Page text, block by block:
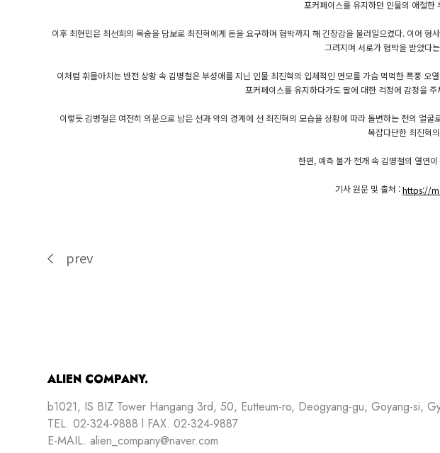
포커페이스를 유지하던 인물의 애절한
이후 최현민은 최선희의 목숨을 담보로 최진혁에게 돈을 요구하며 협박까지 해 긴장감을 불러일으켰다. 이어
그려지며 서로가 협박을 받았다
이처럼 휘몰아치는 반전 상황 속 김병철은 부성애를 지닌 인물 최진혁의 입체적인 면모를 가슴 먹먹한 폭풍
포커페이스를 유지하다가도 딸에 대한 걱정에 감정을
이렇듯 김병철은 여전히 의문으로 남은 선과 악의 경계에 선 최진혁의 모습을 상황에 따라 돌변하는 천의 얼
복잡다단한 최진혁
한편, 예측 불가 전개 속 김병철의 열연
기사 원문 및 출처 :https://
prev
ALIEN COMPANY.
b1021, IS BIZ Tower Hangang 3rd, 50, Eutteum-ro, Deogyang-gu, Goyang-si,
TEL. 02-324-9888 l FAX. 02-324-9887
E-MAIL. alien_company@naver.com